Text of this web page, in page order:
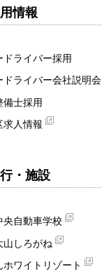
情報
ドライバー採用
ドライバー会社説明会
備士採用
求人情報
・施設
央自動車学校
山しろがね
ホワイトリゾート